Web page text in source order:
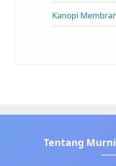
Kanopi
Tentang